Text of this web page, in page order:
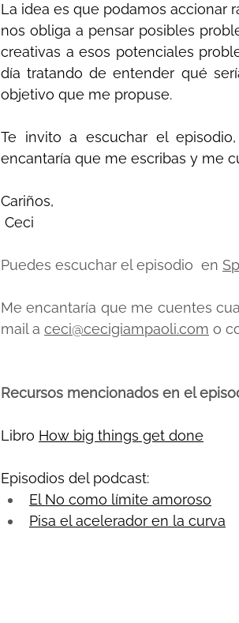
La idea es que podamos accionar
nos obliga a pensar posibles
creativas a esos potenciales
día tratando de entender qué
objetivo que me propuse.
Te invito a escuchar el
encantaría que me escribas y me
Cariños,
Ceci
Puedes escuchar el episodio  en
Me encantaría que me cuentes
mail a ceci@cecigiampaoli.com o
Recursos mencionados en el
Libro How big things get done
Episodios del podcast:
El No como límite amoroso
Pisa el acelerador en la curva